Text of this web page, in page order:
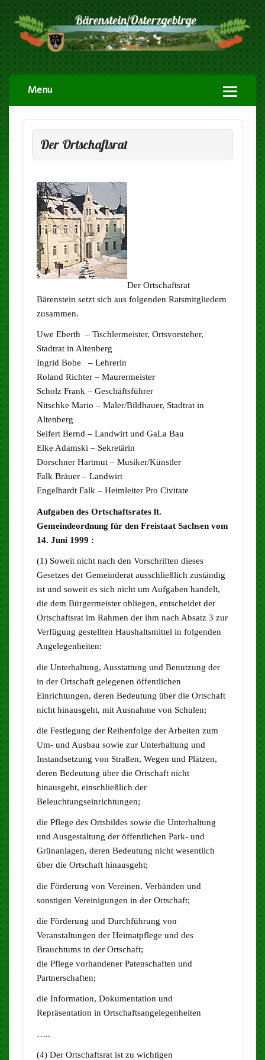
Menu
Der Ortschaftsrat
Der Ortschaftsrat
Bärenstein setzt sich aus folgenden Ratsmitgliedern
zusammen.
Uwe Eberth – Tischlermeister, Ortsvorsteher,
Stadtrat in Altenberg
Ingrid Bobe – Lehrerin
Roland Richter – Maurermeister
Scholz Frank – Geschäftsführer
Nitschke Mario – Maler/Bildhauer, Stadtrat in
Altenberg
Seifert Bernd – Landwirt und GaLa Bau
Elke Adamski – Sekretärin
Dorschner Hartmut – Musiker/Künstler
Falk Bräuer – Landwirt
Engelhardt Falk – Heimleiter Pro Civitate
Aufgaben des Ortschaftsrates lt.
Gemeindeordnung für den Freistaat Sachsen vom
14. Juni 1999 :
(1) Soweit nicht nach den Vorschriften dieses
Gesetzes der Gemeinderat ausschließlich zuständig
ist und soweit es sich nicht um Aufgaben handelt,
die dem Bürgermeister obliegen, entscheidet der
Ortschaftsrat im Rahmen der ihm nach Absatz 3 zur
Verfügung gestellten Haushaltsmittel in folgenden
Angelegenheiten:
die Unterhaltung, Ausstattung und Benutzung der
in der Ortschaft gelegenen öffentlichen
Einrichtungen, deren Bedeutung über die Ortschaft
nicht hinausgeht, mit Ausnahme von Schulen;
die Festlegung der Reihenfolge der Arbeiten zum
Um- und Ausbau sowie zur Unterhaltung und
Instandsetzung von Straßen, Wegen und Plätzen,
deren Bedeutung über die Ortschaft nicht
hinausgeht, einschließlich der
Beleuchtungseinrichtungen;
die Pflege des Ortsbildes sowie die Unterhaltung
und Ausgestaltung der öffentlichen Park- und
Grünanlagen, deren Bedeutung nicht wesentlich
über die Ortschaft hinausgeht;
die Förderung von Vereinen, Verbänden und
sonstigen Vereinigungen in der Ortschaft;
die Förderung und Durchführung von
Veranstaltungen der Heimatpflege und des
Brauchtums in der Ortschaft;
die Pflege vorhandener Patenschaften und
Partnerschaften;
die Information, Dokumentation und
Repräsentation in Ortschaftsangelegenheiten
…..
(4) Der Ortschaftsrat ist zu wichtigen